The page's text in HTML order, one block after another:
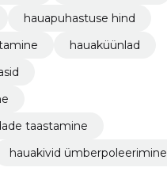
hauapuhastuse hind
hauaküünlad
taastamine
hauakivid ümberpoleerimine